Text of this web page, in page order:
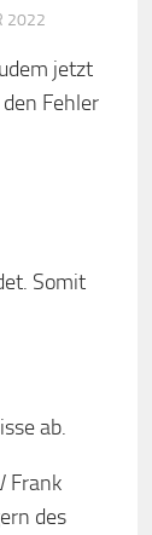
2022
jetzt
Fehler
Somit
ab.
Frank
des